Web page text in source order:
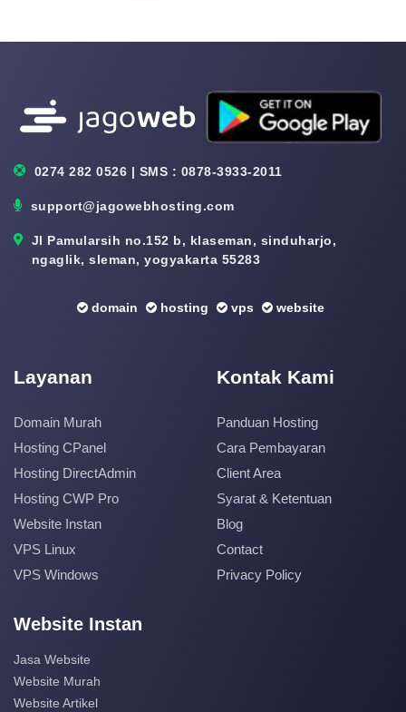
0274 282 0526 | SMS : 0878-3933-2011
support@jagowebhosting.com
Jl Pamularsih no.152 b, klaseman, sinduharjo,
ngaglik, sleman, yogyakarta 55283
domain hosting vps website
Layanan
Domain Murah
Hosting CPanel
Hosting DirectAdmin
Hosting CWP Pro
Website Instan
VPS Linux
VPS Windows
Kontak Kami
Panduan Hosting
Cara Pembayaran
Client Area
Syarat & Ketentuan
Blog
Contact
Privacy Policy
Website Instan
Jasa Website
Website Murah
Website Artikel